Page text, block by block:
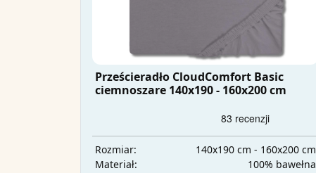
Prześcieradło CloudComfort Basic
ciemnoszare 140x190 - 160x200 cm
Rozmiar:
140x190 cm - 160x200 cm
Materiał:
100% bawełna